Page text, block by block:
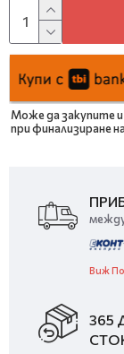
Може да закупите и
при финализиране
Виж
365